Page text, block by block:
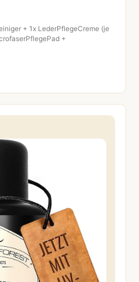
+ 1x LederPflegeCreme (je
+